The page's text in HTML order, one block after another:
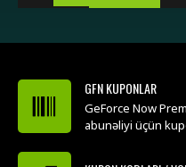
GFN KUPONLAR
GeForce Now
abunəliyi üçün